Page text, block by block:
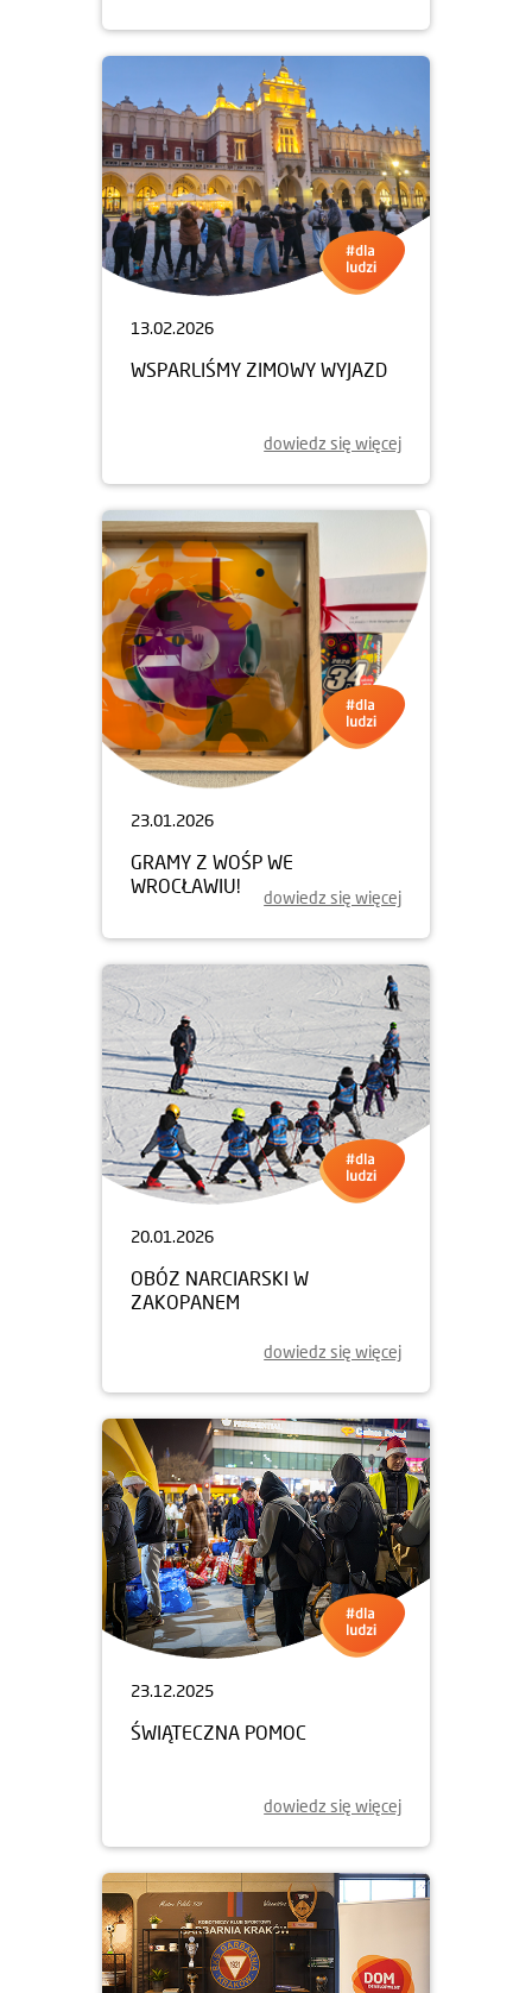
13.02.2026
WSPARLIŚMY ZIMOWY WYJAZD
dowiedz się więcej
23.01.2026
GRAMY Z WOŚP WE
WROCŁAWIU!
dowiedz się więcej
20.01.2026
OBÓZ NARCIARSKI W
ZAKOPANEM
dowiedz się więcej
23.12.2025
ŚWIĄTECZNA POMOC
dowiedz się więcej